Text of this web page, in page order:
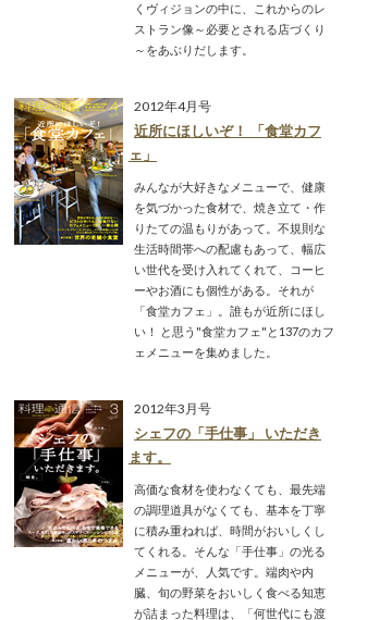
くヴィジョンの中に、これからのレ
ストラン像～必要とされる店づくり
～をあぶりだします。
2012年4月号
近所にほしいぞ！ 「食堂カフ
ェ」
みんなが大好きなメニューで、健康
を気づかった食材で、焼き立て・作
りたての温もりがあって。不規則な
生活時間帯への配慮もあって、幅広
い世代を受け入れてくれて、コーヒ
ーやお酒にも個性がある。それが
「食堂カフェ」。誰もが近所にほし
い！ と思う"食堂カフェ"と137のカフ
ェメニューを集めました。
2012年3月号
シェフの「手仕事」 いただき
ます。
高価な食材を使わなくても、最先端
の調理道具がなくても、基本を丁寧
に積み重ねれば、時間がおいしくし
てくれる。そんな「手仕事」の光る
メニューが、人気です。端肉や内
臓、旬の野菜をおいしく食べる知恵
が詰まった料理は、「何世代にも渡